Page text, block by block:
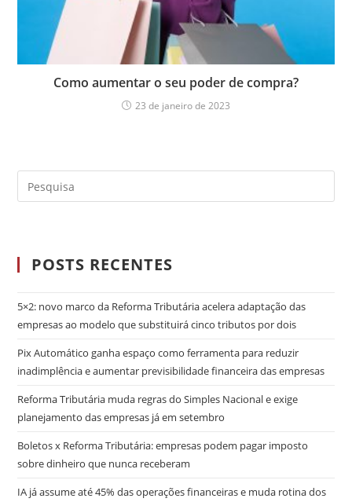
Como aumentar o seu poder de compra?
23 de janeiro de 2023
POSTS RECENTES
5×2: novo marco da Reforma Tributária acelera adaptação das
empresas ao modelo que substituirá cinco tributos por dois
Pix Automático ganha espaço como ferramenta para reduzir
inadimplência e aumentar previsibilidade financeira das empresas
Reforma Tributária muda regras do Simples Nacional e exige
planejamento das empresas já em setembro
Boletos x Reforma Tributária: empresas podem pagar imposto
sobre dinheiro que nunca receberam
IA já assume até 45% das operações financeiras e muda rotina dos